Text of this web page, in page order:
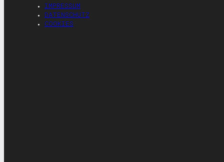
IMPRESSUM
DATENSCHUTZ
COOKIES